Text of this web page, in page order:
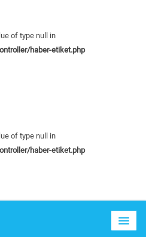
of type null in
haber-etiket.php
of type null in
haber-etiket.php